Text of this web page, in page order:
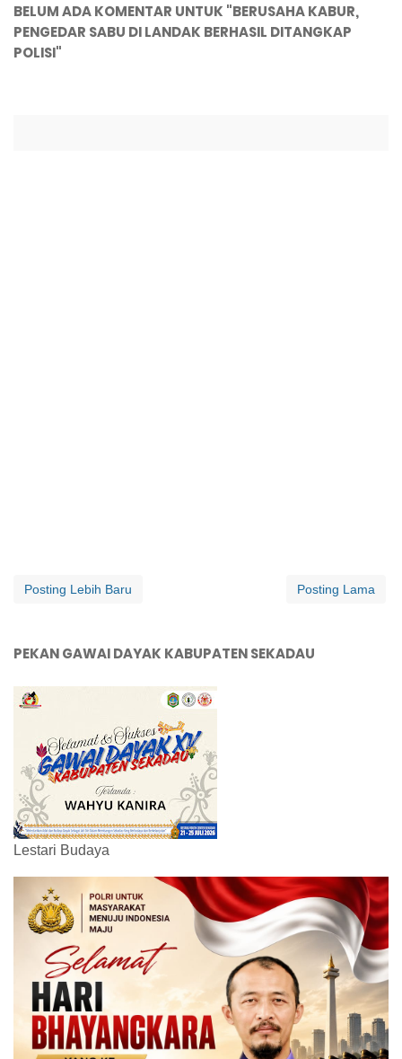
BELUM ADA KOMENTAR UNTUK "BERUSAHA KABUR,
PENGEDAR SABU DI LANDAK BERHASIL DITANGKAP
POLISI"
Posting Lebih Baru Posting Lama
PEKAN GAWAI DAYAK KABUPATEN SEKADAU
Lestari Budaya